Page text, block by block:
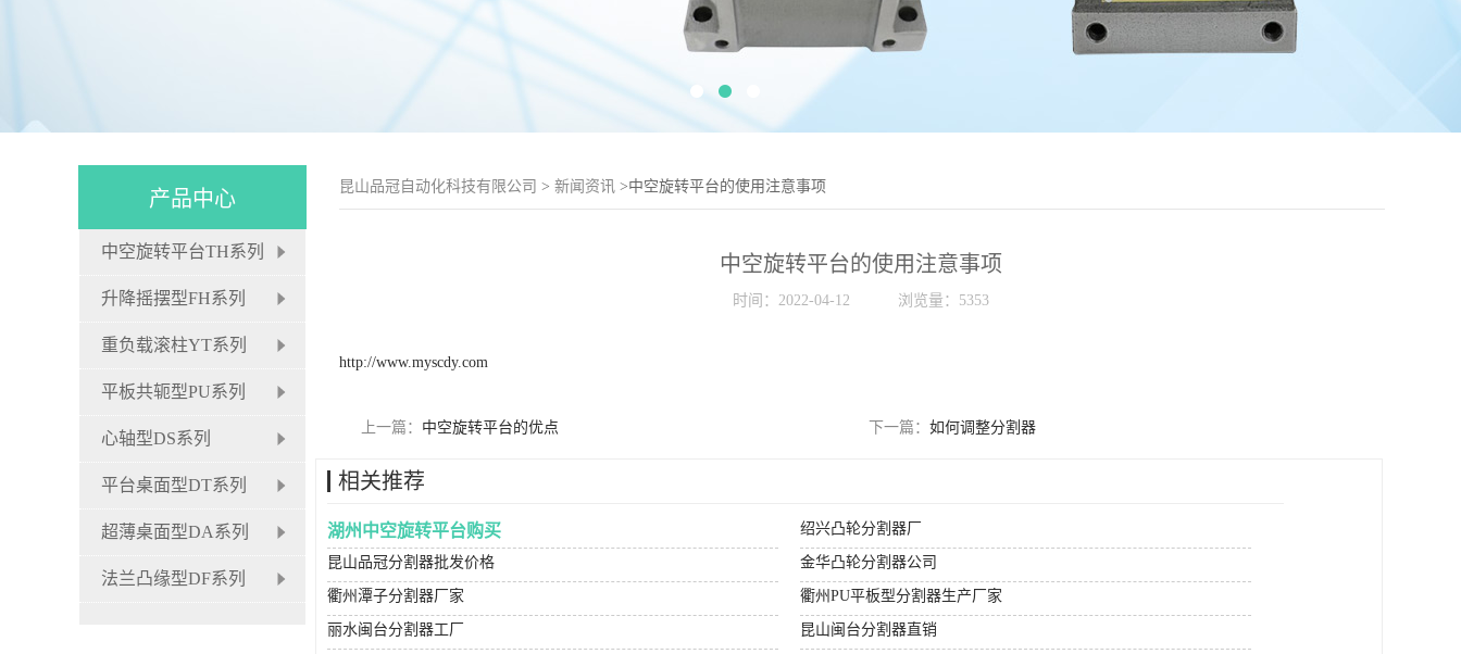
昆山品冠自动化科技有限公司 > 新闻资讯 >中空旋转平台的使用注意事项
中空旋转平台的使用注意事项
时间：2022-04-12 浏览量：5353
http://www.myscdy.com
上一篇： 中空旋转平台的优点 下一篇： 如何调整分割器
相关推荐
湖州中空旋转平台购买 绍兴凸轮分割器厂
昆山品冠分割器批发价格 金华凸轮分割器公司
衢州潭子分割器厂家 衢州PU平板型分割器生产厂家
丽水闽台分割器工厂 昆山闽台分割器直销
产品中心
中空旋转平台TH系列
升降摇摆型FH系列
重负载滚柱YT系列
平板共轭型PU系列
心轴型DS系列
平台桌面型DT系列
超薄桌面型DA系列
法兰凸缘型DF系列